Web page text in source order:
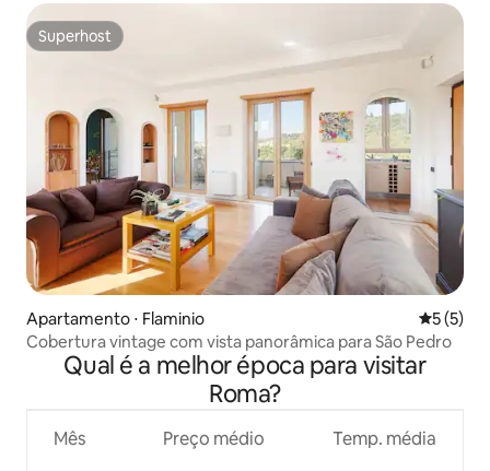
Superhost
Superhost
Apartamento ⋅ Flaminio 5 de
5 (5)
Cobertura vintage com vista panorâmica para São Pedro
Qual é a melhor época para visitar
Roma?
Mês Preço médio Temp. média